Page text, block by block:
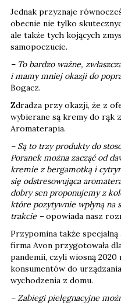
Jednak przyznaje
obecnie nie tylko
ale także tych kojących
samopoczucie.
– To bardzo ważne,
i mamy mniej okazji do
Bogacz.
Zdradza przy okazji, że z
wybierane są kremy do rąk
Aromaterapia.
– Są to trzy produkty do
Poranek można zacząć od
kremie z bergamotką i
się odstresowująca
dobry sen proponujemy z
które pozytywnie wpłyną na
trakcie –opowiada nasz
Przypomina także
firma Avon przygotowała
pandemii, czyli wiosną 2020
konsumentów do
wychodzenia z domu.
– Zabiegi pielęgnacyjne